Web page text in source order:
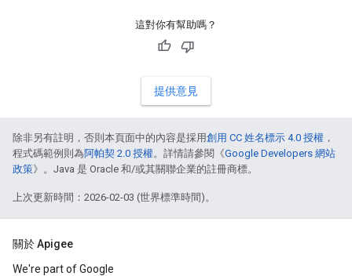
這對你有幫助嗎？
提供意見
除非另有註明，否則本頁面中的內容是採用創用 CC 姓名標示 4.0 授權 ，
程式碼範例則為阿帕契 2.0 授權。詳情請參閱《Google Developers 網站
政策》。Java 是 Oracle 和/或其關聯企業的註冊商標。
上次更新時間：2026-02-03 (世界標準時間)。
關於 Apigee
We're part of Google